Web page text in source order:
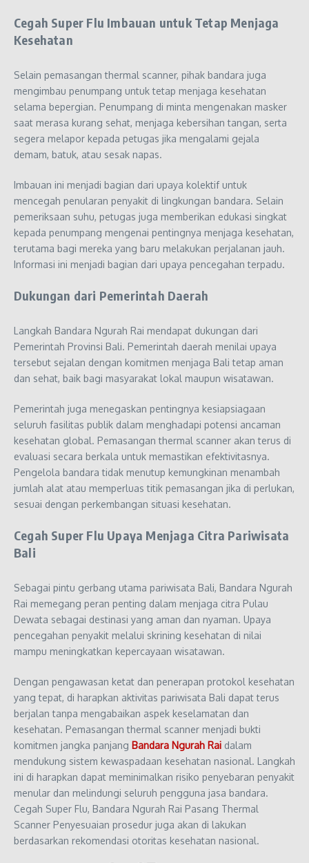
Cegah Super Flu Imbauan untuk Tetap Menjaga
Kesehatan
Selain pemasangan thermal scanner, pihak bandara juga
mengimbau penumpang untuk tetap menjaga kesehatan
selama bepergian. Penumpang di minta mengenakan masker
saat merasa kurang sehat, menjaga kebersihan tangan, serta
segera melapor kepada petugas jika mengalami gejala
demam, batuk, atau sesak napas.
Imbauan ini menjadi bagian dari upaya kolektif untuk
mencegah penularan penyakit di lingkungan bandara. Selain
pemeriksaan suhu, petugas juga memberikan edukasi singkat
kepada penumpang mengenai pentingnya menjaga kesehatan,
terutama bagi mereka yang baru melakukan perjalanan jauh.
Informasi ini menjadi bagian dari upaya pencegahan terpadu.
Dukungan dari Pemerintah Daerah
Langkah Bandara Ngurah Rai mendapat dukungan dari
Pemerintah Provinsi Bali. Pemerintah daerah menilai upaya
tersebut sejalan dengan komitmen menjaga Bali tetap aman
dan sehat, baik bagi masyarakat lokal maupun wisatawan.
Pemerintah juga menegaskan pentingnya kesiapsiagaan
seluruh fasilitas publik dalam menghadapi potensi ancaman
kesehatan global. Pemasangan thermal scanner akan terus di
evaluasi secara berkala untuk memastikan efektivitasnya.
Pengelola bandara tidak menutup kemungkinan menambah
jumlah alat atau memperluas titik pemasangan jika di perlukan,
sesuai dengan perkembangan situasi kesehatan.
Cegah Super Flu Upaya Menjaga Citra Pariwisata
Bali
Sebagai pintu gerbang utama pariwisata Bali, Bandara Ngurah
Rai memegang peran penting dalam menjaga citra Pulau
Dewata sebagai destinasi yang aman dan nyaman. Upaya
pencegahan penyakit melalui skrining kesehatan di nilai
mampu meningkatkan kepercayaan wisatawan.
Dengan pengawasan ketat dan penerapan protokol kesehatan
yang tepat, di harapkan aktivitas pariwisata Bali dapat terus
berjalan tanpa mengabaikan aspek keselamatan dan
kesehatan. Pemasangan thermal scanner menjadi bukti
komitmen jangka panjang Bandara Ngurah Rai dalam
mendukung sistem kewaspadaan kesehatan nasional. Langkah
ini di harapkan dapat meminimalkan risiko penyebaran penyakit
menular dan melindungi seluruh pengguna jasa bandara.
Cegah Super Flu, Bandara Ngurah Rai Pasang Thermal
Scanner Penyesuaian prosedur juga akan di lakukan
berdasarkan rekomendasi otoritas kesehatan nasional.